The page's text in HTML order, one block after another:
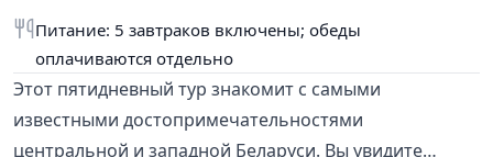
Питание: 5 завтраков включены; обеды
оплачиваются отдельно
Этот пятидневный тур знакомит с самыми
известными достопримечательностями
центральной и западной Беларуси. Вы увидите